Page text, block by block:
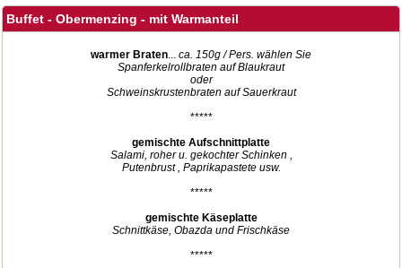
Buffet - Obermenzing - mit Warmanteil
warmer Braten... ca. 150g / Pers. wählen Sie
Spanferkelrollbraten auf Blaukraut
oder
Schweinskrustenbraten auf Sauerkraut
*****
gemischte Aufschnittplatte
Salami, roher u. gekochter Schinken ,
Putenbrust , Paprikapastete usw.
*****
gemischte Käseplatte
Schnittkäse, Obazda und Frischkäse
*****